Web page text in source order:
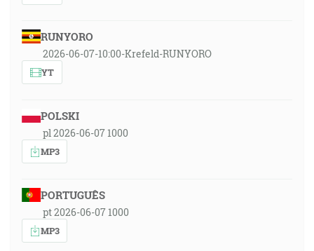
RUNYORO
2026-06-07-10:00-Krefeld-RUNYORO
YT
POLSKI
pl 2026-06-07 1000
MP3
PORTUGUÊS
pt 2026-06-07 1000
MP3